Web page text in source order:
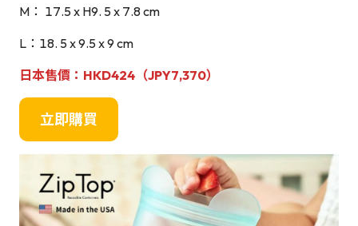
M： 17.5 x H9. 5 x 7.8 cm
L：18. 5 x 9.5 x 9 cm
日本售價： HKD424（JPY7,370）
立即購買